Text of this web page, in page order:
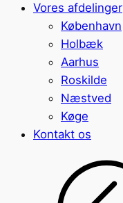
Vores afdelinger
København
Holbæk
Aarhus
Roskilde
Næstved
Køge
Kontakt os